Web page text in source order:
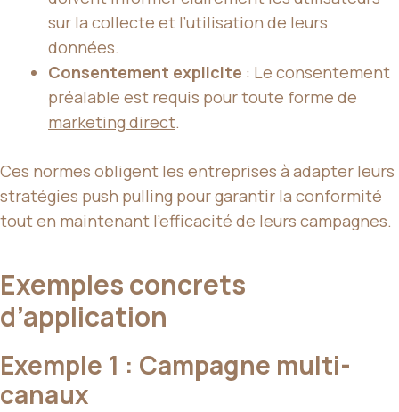
sur la collecte et l’utilisation de leurs
données.
Consentement explicite : Le consentement
préalable est requis pour toute forme de
marketing direct.
Ces normes obligent les entreprises à adapter leurs
stratégies push pulling pour garantir la conformité
tout en maintenant l’efficacité de leurs campagnes.
Exemples concrets
d’application
Exemple 1 : Campagne multi-
canaux